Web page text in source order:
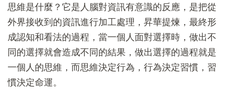
思維是什麼？它是人腦對資訊有意識的反應，是把從
外界接收到的資訊進行加工處理，昇華提煉，最終形
成認知和看法的過程，當一個人面對選擇時，做出不
同的選擇就會造成不同的結果，做出選擇的過程就是
一個人的思維，而思維決定行為，行為決定習慣，習
慣決定命運。